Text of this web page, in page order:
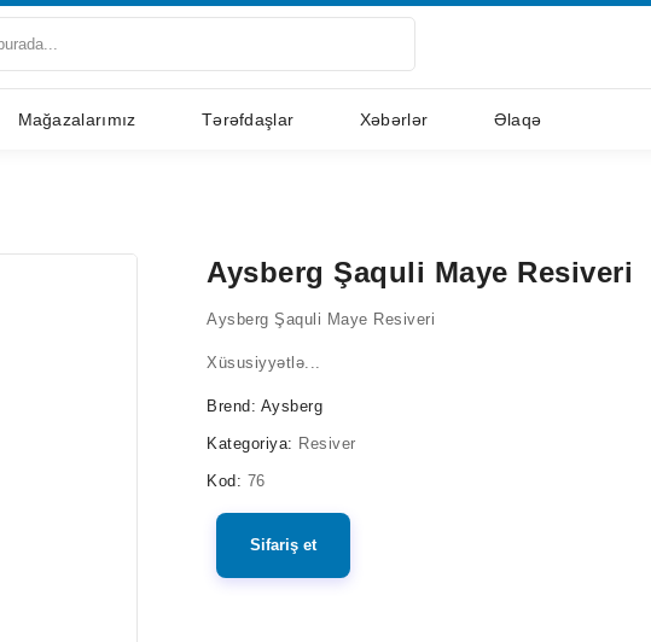
Mağazalarımız Tərəfdaşlar Xəbərlər Əlaqə
Aysberg Şaquli Maye Resiveri
Aysberg Şaquli Maye Resiveri
Xüsusiyyətlə...
Brend: Aysberg
Kategoriya: Resiver
Kod: 76
Sifariş et